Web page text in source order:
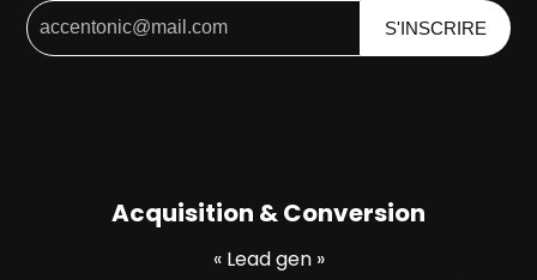
Acquisition & Conversion
« Lead gen »